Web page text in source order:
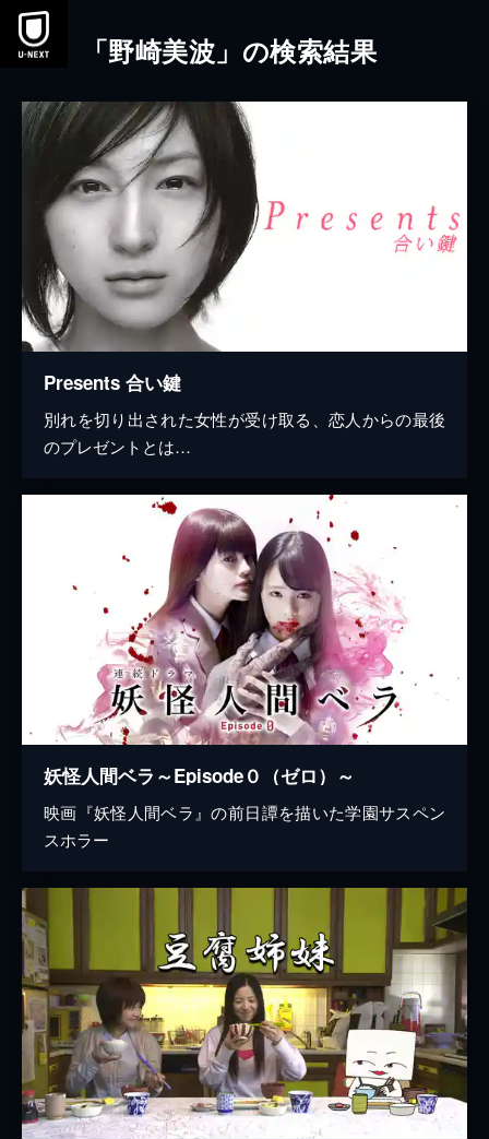
本文へスキップ
「野崎美波」の検索結果
Presents 合い鍵
別れを切り出された女性が受け取る、恋人からの最後
のプレゼントとは…
妖怪人間ベラ～Episode０（ゼロ）～
映画『妖怪人間ベラ』の前日譚を描いた学園サスペン
スホラー